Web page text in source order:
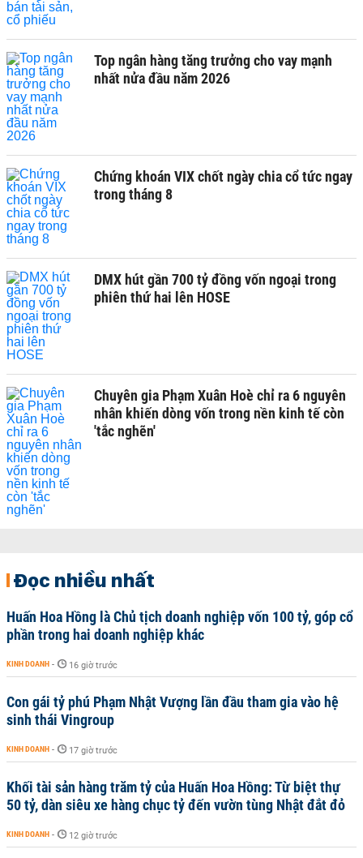
Top ngân hàng tăng trưởng cho vay mạnh
nhất nửa đầu năm 2026
Chứng khoán VIX chốt ngày chia cổ tức ngay
trong tháng 8
DMX hút gần 700 tỷ đồng vốn ngoại trong
phiên thứ hai lên HOSE
Chuyên gia Phạm Xuân Hoè chỉ ra 6 nguyên
nhân khiến dòng vốn trong nền kinh tế còn
'tắc nghẽn'
Đọc nhiều nhất
Huấn Hoa Hồng là Chủ tịch doanh nghiệp vốn 100 tỷ, góp cổ
phần trong hai doanh nghiệp khác
KINH DOANH - 16 giờ trước
Con gái tỷ phú Phạm Nhật Vượng lần đầu tham gia vào hệ
sinh thái Vingroup
KINH DOANH - 17 giờ trước
Khối tài sản hàng trăm tỷ của Huấn Hoa Hồng: Từ biệt thự
50 tỷ, dàn siêu xe hàng chục tỷ đến vườn tùng Nhật đắt đỏ
KINH DOANH - 12 giờ trước